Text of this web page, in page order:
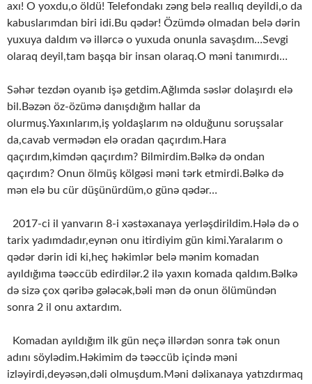
axı! O yoxdu,o öldü! Telefondakı zəng belə reallıq deyildi,o da
kabuslarımdan biri idi.Bu qədər! Özümdə olmadan belə dərin
yuxuya daldım və illərcə o yuxuda onunla savaşdım…Sevgi
olaraq deyil,tam başqa bir insan olaraq.O məni tanımırdı…
Səhər tezdən oyanıb işə getdim.Ağlımda səslər dolaşırdı elə
bil.Bəzən öz-özümə danışdığım hallar da
olurmuş.Yaxınlarım,iş yoldaşlarım nə olduğunu soruşsalar
da,cavab vermədən elə oradan qaçırdım.Hara
qaçırdım,kimdən qaçırdım? Bilmirdim.Bəlkə də ondan
qaçırdım? Onun ölmüş kölgəsi məni tərk etmirdi.Bəlkə də
mən elə bu cür düşünürdüm,o günə qədər…
2017-ci il yanvarın 8-i xəstəxanaya yerləşdirildim.Hələ də o
tarix yadımdadır,eynən onu itirdiyim gün kimi.Yaralarım o
qədər dərin idi ki,heç həkimlər belə mənim komadan
ayıldığıma təəccüb edirdilər.2 ilə yaxın komada qaldım.Bəlkə
də sizə çox qəribə gələcək,bəli mən də onun ölümündən
sonra 2 il onu axtardım.
Komadan ayıldığım ilk gün neçə illərdən sonra tək onun
adını söylədim.Həkimim də təəccüb içində məni
izləyirdi,deyəsən,dəli olmuşdum.Məni dəlixanaya yatızdırmaq